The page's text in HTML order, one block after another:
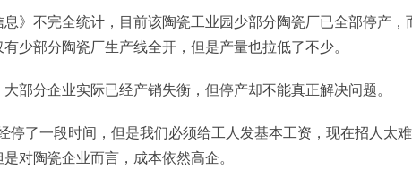
息》不完全统计，目前该陶瓷工业园少部分陶瓷厂已全部停产
少部分陶瓷厂生产线全开，但是产量也拉低了不少。
部分企业实际已经产销失衡，但停产却不能真正解决问题。
停了一段时间，但是我们必须给工人发基本工资，现在招人太
对陶瓷企业而言，成本依然高企。